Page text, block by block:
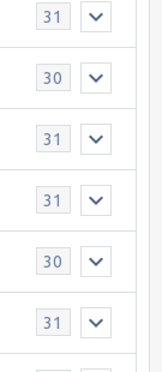
31
30
31
31
30
31